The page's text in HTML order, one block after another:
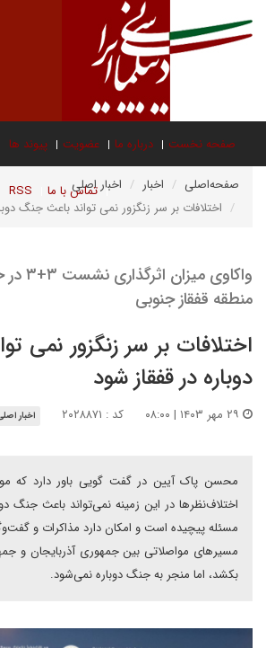
صفحه نخست درباره ما عضویت پیوند ها
تماس با ما RSS صفحه‌اصلی اخبار
اخبار اصلی
اختلافات بر سر زنگزور نمی تواند باعث جنگ
منطقه قفقاز جنوبی
اختلافات بر سر زنگزور نمی
دوباره در قفقاز شود
کد : ۲۰۲۸۸۷۱ اخبار
محسن پاک آیین در گفت گویی باور دارد که
اختلاف‌نظرها در این زمینه نمی‌تواند باعث جنگ
مسئله پیچیده است و امکان دارد‌ مذاکرات و
مسیرهای مواصلاتی بین جمهوری آذربایجان و
بکشد، اما منجر به جنگ دوباره نمی‌شود.